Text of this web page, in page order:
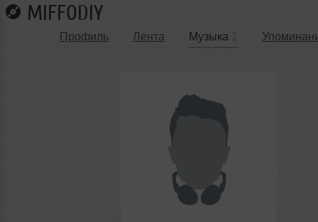
MIFFODIY
Профиль Лента Музыка